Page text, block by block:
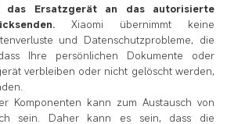
das Ersatzgerät an das autorisierte
Xiaomi übernimmt keine
und Datenschutzprobleme, die
Ihre persönlichen Dokumente oder
verbleiben oder nicht gelöscht werden,
Komponenten kann zum Austausch von
sein. Daher kann es sein, dass die